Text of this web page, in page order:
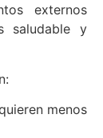
externos
saludable y
menos